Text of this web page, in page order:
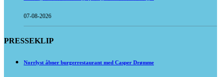
07-08-2026
PRESSEKLIP
Norrlyst åbner burgerrestaurant med Casper Drømme